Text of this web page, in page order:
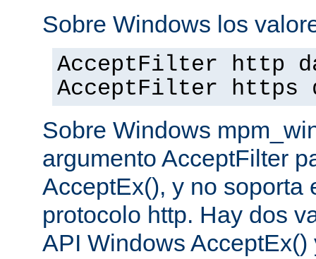
Sobre Windows los
AcceptFilter http
AcceptFilter https
Sobre Windows
argumento AcceptFilter
AcceptEx(), y no soporta
protocolo http. Hay dos
API Windows